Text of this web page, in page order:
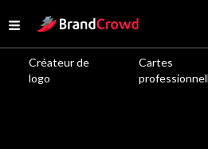
Open menu
Site Logo
Créateur de
logo
Cartes